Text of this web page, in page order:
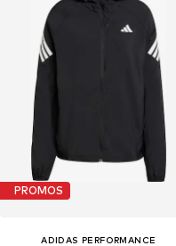
PROMOS
ADIDAS PERFORMANCE